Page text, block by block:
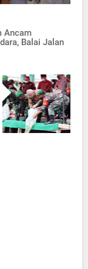
Ancam
Balai Jalan